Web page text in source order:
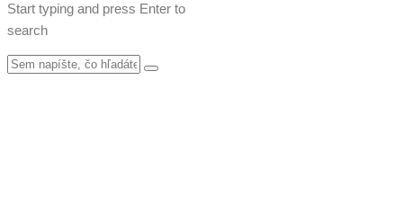
Start typing and press Enter to
search